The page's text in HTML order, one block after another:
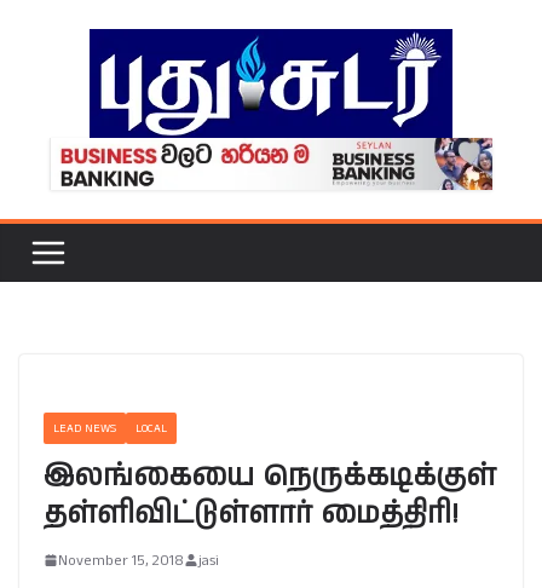
LEAD NEWS LOCAL
இலங்கையை நெருக்கடிக்குள்
தள்ளிவிட்டுள்ளார் மைத்திரி!
November 15, 2018 jasi